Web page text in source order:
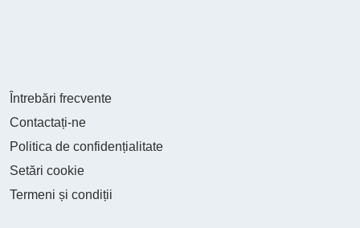
Întrebări frecvente
Contactați-ne
Politica de confidențialitate
Setări cookie
Termeni și condiții